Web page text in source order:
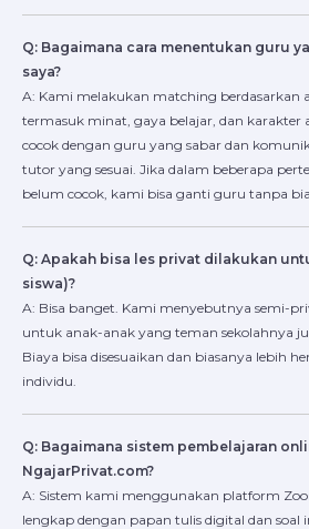
Q: Bagaimana cara menentukan guru
saya?
A: Kami melakukan matching berdasarkan
termasuk minat, gaya belajar, dan karakter
cocok dengan guru yang sabar dan
tutor yang sesuai. Jika dalam beberapa
belum cocok, kami bisa ganti guru tanpa
Q: Apakah bisa les privat dilakukan
siswa)?
A: Bisa banget. Kami menyebutnya semi-
untuk anak-anak yang teman sekolahnya
Biaya bisa disesuaikan dan biasanya lebih
individu.
Q: Bagaimana sistem pembelajaran
NgajarPrivat.com?
A: Sistem kami menggunakan platform
lengkap dengan papan tulis digital dan soal